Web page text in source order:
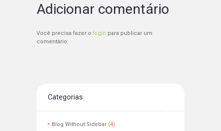
Adicionar comentário
Você precisa fazer o login para publicar um
comentário.
Categorias
Blog Without Sidebar(4)